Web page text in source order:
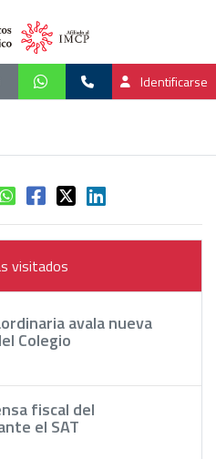
Identificarse
visitados
avala nueva
Colegio
fiscal del
el SAT